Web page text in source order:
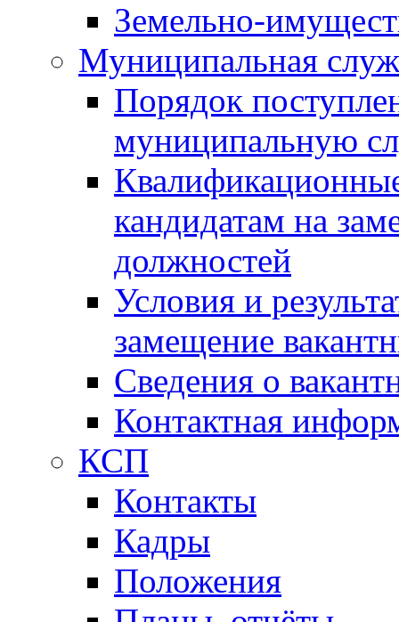
Земельно-
Муниципальная
Порядок
муниципальную
кандидатам на
должностей
Условия и
замещение
Сведения о
Контактная
КСП
Контакты
Кадры
Положения